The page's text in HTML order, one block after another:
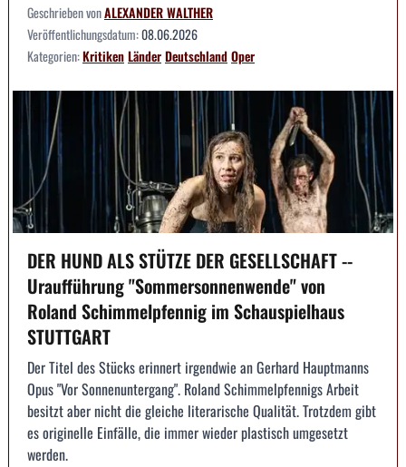
Geschrieben vonALEXANDER WALTHER
Veröffentlichungsdatum:08.06.2026
Kategorien:KritikenLänderDeutschlandOper
DER HUND ALS STÜTZE DER GESELLSCHAFT --
Uraufführung "Sommersonnenwende" von
Roland Schimmelpfennig im Schauspielhaus
STUTTGART
Der Titel des Stücks erinnert irgendwie an Gerhard Hauptmanns
Opus "Vor Sonnenuntergang". Roland Schimmelpfennigs Arbeit
besitzt aber nicht die gleiche literarische Qualität. Trotzdem gibt
es originelle Einfälle, die immer wieder plastisch umgesetzt
werden.